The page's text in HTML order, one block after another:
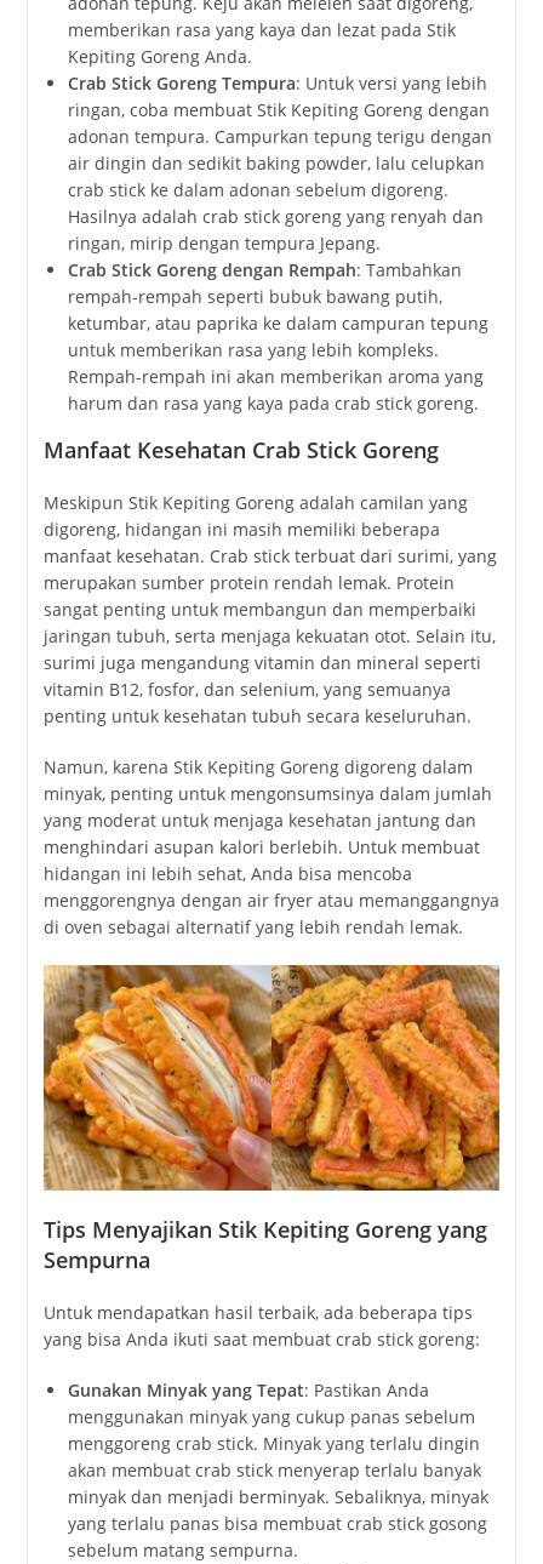
memberikan rasa yang kaya dan lezat pada Stik
Kepiting Goreng Anda.
Crab Stick Goreng Tempura: Untuk versi yang lebih
ringan, coba membuat Stik Kepiting Goreng dengan
adonan tempura. Campurkan tepung terigu dengan
air dingin dan sedikit baking powder, lalu celupkan
crab stick ke dalam adonan sebelum digoreng.
Hasilnya adalah crab stick goreng yang renyah dan
ringan, mirip dengan tempura Jepang.
Crab Stick Goreng dengan Rempah: Tambahkan
rempah-rempah seperti bubuk bawang putih,
ketumbar, atau paprika ke dalam campuran tepung
untuk memberikan rasa yang lebih kompleks.
Rempah-rempah ini akan memberikan aroma yang
harum dan rasa yang kaya pada crab stick goreng.
Manfaat Kesehatan Crab Stick Goreng
Meskipun Stik Kepiting Goreng adalah camilan yang
digoreng, hidangan ini masih memiliki beberapa
manfaat kesehatan. Crab stick terbuat dari surimi, yang
merupakan sumber protein rendah lemak. Protein
sangat penting untuk membangun dan memperbaiki
jaringan tubuh, serta menjaga kekuatan otot. Selain itu,
surimi juga mengandung vitamin dan mineral seperti
vitamin B12, fosfor, dan selenium, yang semuanya
penting untuk kesehatan tubuh secara keseluruhan.
Namun, karena Stik Kepiting Goreng digoreng dalam
minyak, penting untuk mengonsumsinya dalam jumlah
yang moderat untuk menjaga kesehatan jantung dan
menghindari asupan kalori berlebih. Untuk membuat
hidangan ini lebih sehat, Anda bisa mencoba
menggorengnya dengan air fryer atau memanggangnya
di oven sebagai alternatif yang lebih rendah lemak.
Tips Menyajikan Stik Kepiting Goreng yang
Sempurna
Untuk mendapatkan hasil terbaik, ada beberapa tips
yang bisa Anda ikuti saat membuat crab stick goreng:
Gunakan Minyak yang Tepat: Pastikan Anda
menggunakan minyak yang cukup panas sebelum
menggoreng crab stick. Minyak yang terlalu dingin
akan membuat crab stick menyerap terlalu banyak
minyak dan menjadi berminyak. Sebaliknya, minyak
yang terlalu panas bisa membuat crab stick gosong
sebelum matang sempurna.